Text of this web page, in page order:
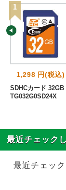
1,298 円(税込)
SDHCカード 32GB
TG032G0SD24X
最近チェック
最近チェッ